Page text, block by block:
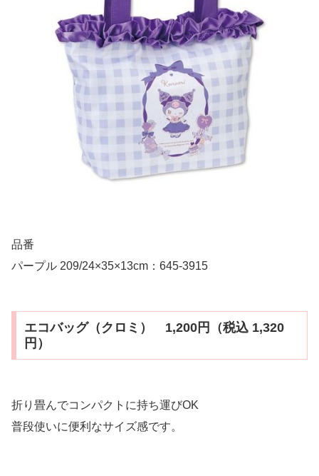
品番
パープル 209/24×35×13cm：645-3915
エコバッグ（クロミ） 1,200円（税込 1,320
円）
折り畳んでコンパクトに持ち運びOK
普段使いに便利なサイズ感です。